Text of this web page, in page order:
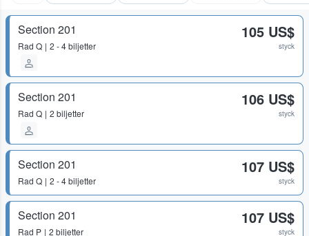
Section 201
Rad Q 2 - 4 biljetter
105 US$
styck
Section 201
Rad Q 2 biljetter
106 US$
styck
Section 201
Rad Q 2 - 4 biljetter
107 US$
styck
Section 201
Rad P 2 biljetter
107 US$
styck